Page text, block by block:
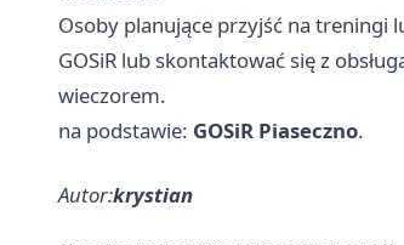
Osoby planujące przyjść na treningi
GOSiR lub skontaktować się z
wieczorem.
na podstawie: GOSiR Piaseczno.
Autor:krystian